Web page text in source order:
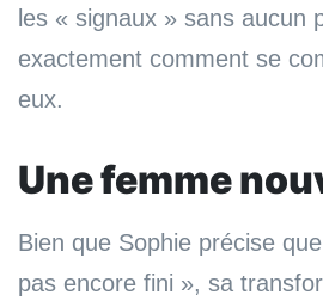
les « signaux » sans aucun
exactement comment se
eux.
Une femme
Bien que Sophie précise
pas encore fini », sa